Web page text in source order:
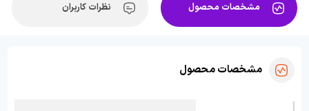
مشخصات محصول نظرات کاربران
مشخصات محصول